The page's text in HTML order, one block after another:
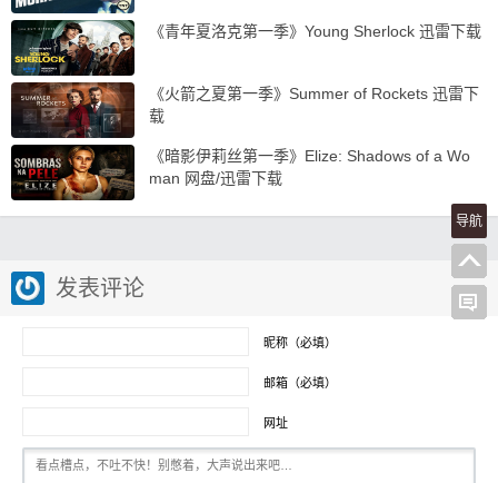
《青年夏洛克第一季》Young Sherlock 迅雷下载
《火箭之夏第一季》Summer of Rockets 迅雷下
载
《暗影伊莉丝第一季》Elize: Shadows of a Wo
man 网盘/迅雷下载
发表评论
昵称（必填）
邮箱（必填）
网址
导航